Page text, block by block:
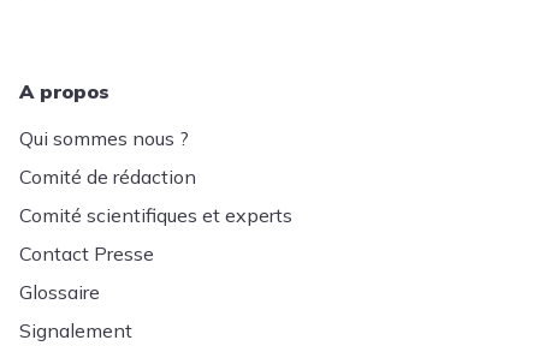
A propos
Qui sommes nous ?
Comité de rédaction
Comité scientifiques et experts
Contact Presse
Glossaire
Signalement